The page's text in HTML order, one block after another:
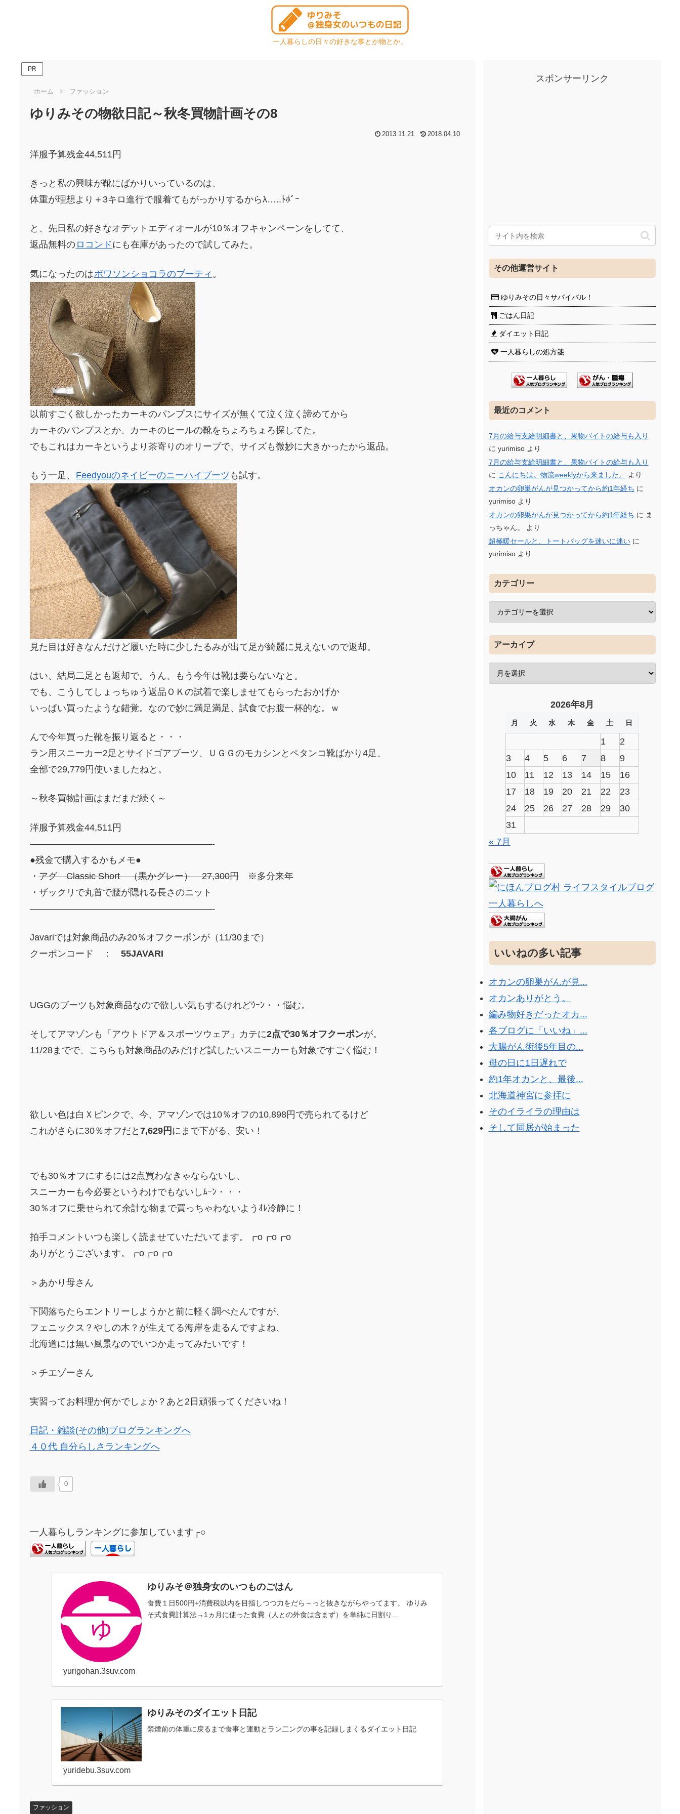
一人暮らしの日々の好きな事とか物とか。
PR
ホーム ファッション
ゆりみその物欲日記～秋冬買物計画その8
2013.11.21 2018.04.10
洋服予算残金44,511円
きっと私の興味が靴にばかりいっているのは、
体重が理想より＋3キロ進行で服着てもがっかりするからλ…..ﾄﾎﾞｰ
と、先日私の好きなオデットエディオールが10％オフキャンペーンをしてて、
返品無料の ロコンドにも在庫があったので試してみた。
気になったのはボワソンショコラのブーティ 。
以前すごく欲しかったカーキのパンプスにサイズが無くて泣く泣く諦めてから
カーキのパンプスとか、カーキのヒールの靴をちょろちょろ探してた。
でもこれはカーキというより茶寄りのオリーブで、サイズも微妙に大きかったから返品。
もう一足、 Feedyouのネイビーのニーハイブーツ も試す。
見た目は好きなんだけど履いた時に少したるみが出て足が綺麗に見えないので返却。
はい、結局二足とも返却で。うん、もう今年は靴は要らないなと。
でも、こうしてしょっちゅう返品ＯＫの試着で楽しませてもらったおかげか
いっぱい買ったような錯覚。なので妙に満足満足、試食でお腹一杯的な。ｗ
んで今年買った靴を振り返ると・・・
ラン用スニーカー2足とサイドゴアブーツ、ＵＧＧのモカシンとペタンコ靴ばかり4足、
全部で29,779円使いましたねと。
～秋冬買物計画はまだまだ続く～
洋服予算残金44,511円
————————————————————-
●残金で購入するかもメモ●
・アグ Classic Short （黒かグレー） 27,300円※多分来年
・ザックリで丸首で腰が隠れる長さのニット
————————————————————-
Javariでは対象商品のみ20％オフクーポンが（11/30まで）
クーポンコード ： 55JAVARI
UGGのブーツも対象商品なので欲しい気もするけれどｳｰﾝ・・悩む。
そしてアマゾンも「アウトドア＆スポーツウェア」カテに2点で30％オフクーポンが。
11/28までで、こちらも対象商品のみだけど試したいスニーカーも対象ですごく悩む！
欲しい色は白Ｘピンクで、今、アマゾンでは10％オフの10,898円で売られてるけど
これがさらに30％オフだと 7,629円 にまで下がる、安い！
でも30％オフにするには2点買わなきゃならないし、
スニーカーも今必要というわけでもないしﾑｰﾝ・・・
30％オフに乗せられて余計な物まで買っちゃわないようｵﾚ冷静に！
拍手コメントいつも楽しく読ませていただいてます。┏o┏o┏o
ありがとうございます。┏o┏o┏o
＞あかり母さん
下関落ちたらエントリーしようかと前に軽く調べたんですが、
フェニックス？やしの木？が生えてる海岸を走るんですよね、
北海道には無い風景なのでいつか走ってみたいです！
＞チエゾーさん
実習ってお料理か何かでしょか？あと2日頑張ってくださいね！
日記・雑談(その他)ブログランキングへ
４０代 自分らしさランキングへ
0
一人暮らしランキングに参加しています┌○
ゆりみそ＠独身女のいつものごはん
食費１日500円+消費税以内を目指しつつ力をだら～っと抜きながらやってます。 ゆりみ
そ式食費計算法→1ヵ月に使った食費（人との外食は含まず）を単純に日割り...
yurigohan.3suv.com
ゆりみそのダイエット日記
禁煙前の体重に戻るまで食事と運動とラン二ングの事を記録しまくるダイエット日記
yuridebu.3suv.com
ファッション
スポンサーリンク
その他運営サイト
ゆりみその日々サバイバル！
ごはん日記
ダイエット日記
一人暮らしの処方箋
最近のコメント
7月の給与支給明細書と、果物バイトの給与も入り
に yurimisoより
7月の給与支給明細書と、果物バイトの給与も入り
に こんにちは。物流weeklyから来ました。
より
オカンの卵巣がんが見つかってから約1年経ち に
yurimisoより
オカンの卵巣がんが見つかってから約1年経ち に ま
っちゃん。
より
超極暖セールと、トートバッグを迷いに迷いに
yurimisoより
カテゴリー
アーカイブ
2026年8月
月 火 水 木 金 土 日
1
2
3
4 5 6 7 8
9
10
11 12 13 14 15
16
17
18 19 20 21 22
23
24
25 26 27 28 29
30
31
« 7月
いいねの多い記事
オカンの卵巣がんが見...
オカンありがとう。
編み物好きだったオカ...
各ブログに「いいね」...
大腸がん術後5年目の...
母の日に1日遅れで
約1年オカンと、最後...
北海道神宮に参拝に
そのイライラの理由は
そして同居が始まった